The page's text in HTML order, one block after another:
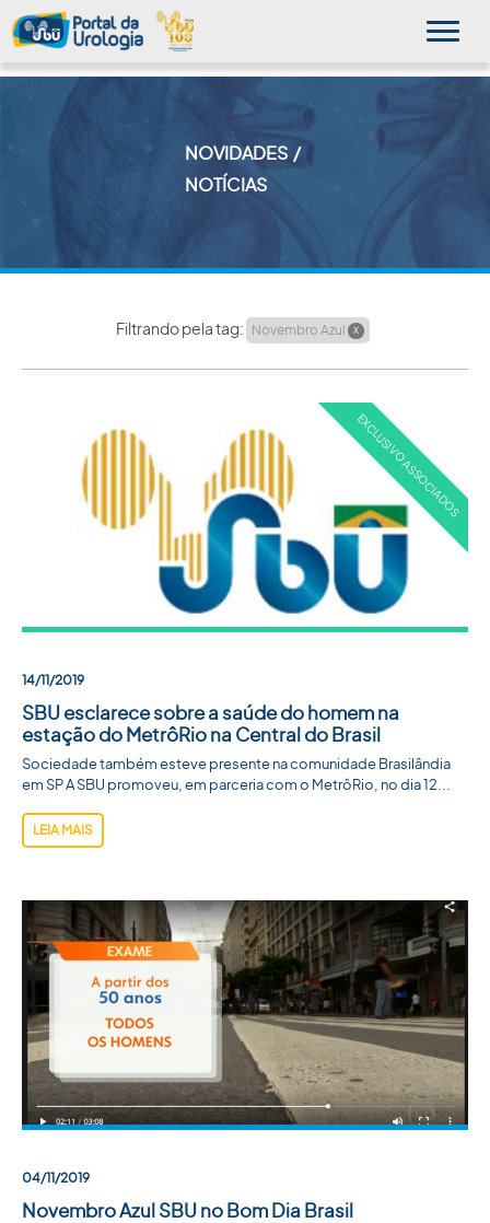
EDUCAÇÃO CONTINUADA
ACADEMIA SBU
NOVIDADES
NOTÍCIAS
Filtrando pela tag: Novembro Azul X
14/11/2019
SBU esclarece sobre a saúde do homem na
estação do MetrôRio na Central do Brasil
Sociedade também esteve presente na comunidade Brasilândia
em SP A SBU promoveu, em parceria com o MetrôRio, no dia 12...
LEIA MAIS
04/11/2019
Novembro Azul SBU no Bom Dia Brasil